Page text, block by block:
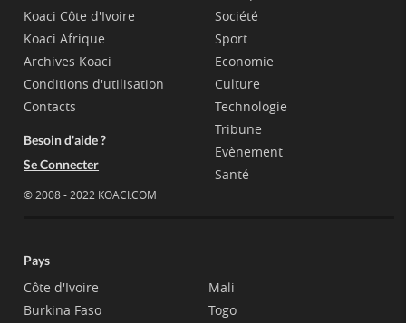
Koaci Côte d'Ivoire
Koaci Afrique
Archives Koaci
Conditions d'utilisation
Contacts
Besoin d'aide ?
Se Connecter
© 2008 - 2022 KOACI.COM
Société
Sport
Economie
Culture
Technologie
Tribune
Evènement
Santé
Pays
Côte d'Ivoire
Burkina Faso
Mali
Togo